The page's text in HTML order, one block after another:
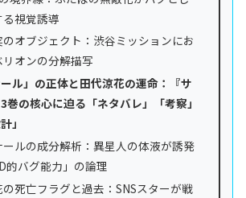
視覚誘導
オブジェクト：渋谷ミッションにお
リオンの分解描写
ール」の正体と田代涼花の運命：『サ
巻の核心に迫る「ネタバレ」「考察」
」
ールの成分解析：異星人の体液が誘発
的バグ能力」の論理
死亡フラグと過去：SNSスターが戦